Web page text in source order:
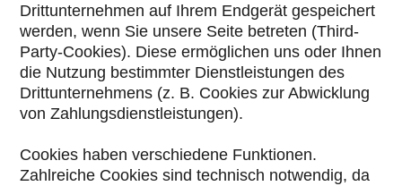
Drittunternehmen auf Ihrem Endgerät gespeichert
werden, wenn Sie unsere Seite betreten (Third-
Party-Cookies). Diese ermöglichen uns oder Ihnen
die Nutzung bestimmter Dienstleistungen des
Drittunternehmens (z. B. Cookies zur Abwicklung
von Zahlungsdienstleistungen).
Cookies haben verschiedene Funktionen.
Zahlreiche Cookies sind technisch notwendig, da